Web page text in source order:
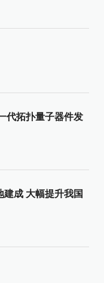
代拓扑量子器件发
成 大幅提升我国